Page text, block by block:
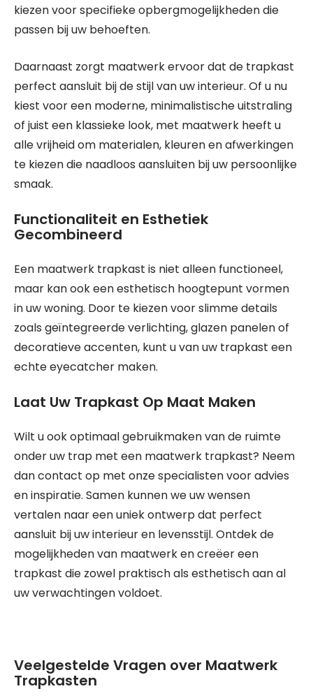
kiezen voor specifieke opbergmogelijkheden die
passen bij uw behoeften.
Daarnaast zorgt maatwerk ervoor dat de trapkast
perfect aansluit bij de stijl van uw interieur. Of u nu
kiest voor een moderne, minimalistische uitstraling
of juist een klassieke look, met maatwerk heeft u
alle vrijheid om materialen, kleuren en afwerkingen
te kiezen die naadloos aansluiten bij uw persoonlijke
smaak.
Functionaliteit en Esthetiek
Gecombineerd
Een maatwerk trapkast is niet alleen functioneel,
maar kan ook een esthetisch hoogtepunt vormen
in uw woning. Door te kiezen voor slimme details
zoals geïntegreerde verlichting, glazen panelen of
decoratieve accenten, kunt u van uw trapkast een
echte eyecatcher maken.
Laat Uw Trapkast Op Maat Maken
Wilt u ook optimaal gebruikmaken van de ruimte
onder uw trap met een maatwerk trapkast? Neem
dan contact op met onze specialisten voor advies
en inspiratie. Samen kunnen we uw wensen
vertalen naar een uniek ontwerp dat perfect
aansluit bij uw interieur en levensstijl. Ontdek de
mogelijkheden van maatwerk en creëer een
trapkast die zowel praktisch als esthetisch aan al
uw verwachtingen voldoet.
Veelgestelde Vragen over Maatwerk
Trapkasten